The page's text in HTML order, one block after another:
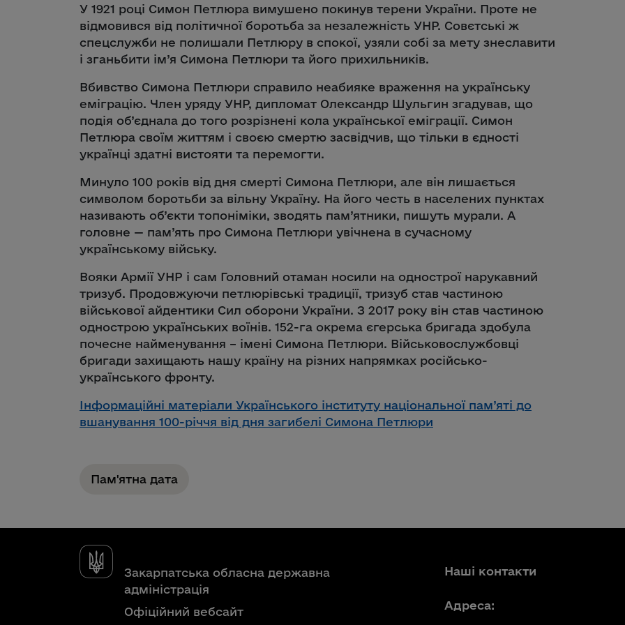
У 1921 році Симон Петлюра вимушено покинув терени України. Проте не
відмовився від політичної боротьба за незалежність УНР. Совєтські ж
спецслужби не полишали Петлюру в спокої, узяли собі за мету знеславити
і зганьбити ім’я Симона Петлюри та його прихильників.
Вбивство Симона Петлюри справило неабияке враження на українську
еміграцію. Член уряду УНР, дипломат Олександр Шульгин згадував, що
подія об’єднала до того розрізнені кола української еміграції. Симон
Петлюра своїм життям і своєю смертю засвідчив, що тільки в єдності
українці здатні вистояти та перемогти.
Минуло 100 років від дня смерті Симона Петлюри, але він лишається
символом боротьби за вільну Україну. На його честь в населених пунктах
називають об’єкти топоніміки, зводять пам’ятники, пишуть мурали. А
головне — пам’ять про Симона Петлюри увічнена в сучасному
українському війську.
Вояки Армії УНР і сам Головний отаман носили на однострої нарукавний
тризуб. Продовжуючи петлюрівські традиції, тризуб став частиною
військової айдентики Сил оборони України. З 2017 року він став частиною
однострою українських воїнів. 152-га окрема єгерська бригада здобула
почесне найменування – імені Симона Петлюри. Військовослужбовці
бригади захищають нашу країну на різних напрямках російсько-
українського фронту.
Інформаційні матеріали Українського інституту національної пам’яті до
вшанування 100-річчя від дня загибелі Симона Петлюри
Пам'ятна дата
Закарпатська обласна державна
адміністрація
Офіційний вебсайт
Наші контакти
Адреса: